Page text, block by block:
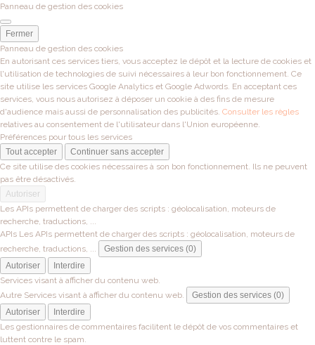
Panneau de gestion des cookies
Fermer
Panneau de gestion des cookies
En autorisant ces services tiers, vous acceptez le dépôt et la lecture de cookies et
l'utilisation de technologies de suivi nécessaires à leur bon fonctionnement. Ce
site utilise les services Google Analytics et Google Adwords. En acceptant ces
services, vous nous autorisez à déposer un cookie à des fins de mesure
d'audience mais aussi de personnalisation des publicités. Consulter les règles
relatives au consentement de l'utilisateur dans l'Union européenne.
Préférences pour tous les services
Tout accepter
Continuer sans accepter
Ce site utilise des cookies nécessaires à son bon fonctionnement. Ils ne peuvent
pas être désactivés.
Autoriser
Les APIs permettent de charger des scripts : géolocalisation, moteurs de
recherche, traductions, ...
APIs Les APIs permettent de charger des scripts : géolocalisation, moteurs de
recherche, traductions, ...
Gestion des services (0)
Autoriser
Interdire
Services visant à afficher du contenu web.
Autre Services visant à afficher du contenu web.
Gestion des services (0)
Autoriser
Interdire
Les gestionnaires de commentaires facilitent le dépôt de vos commentaires et
luttent contre le spam.